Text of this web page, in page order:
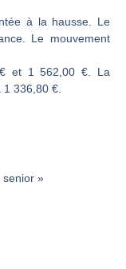
Pourquoi 6 guerres explosent en même temps cette semaine | par Louis-Antoine Michelet
Une inertie haussière qui ralentit | Antoine Quesada – Chrono CAC
à la hausse. Le
Le mouvement
et 1 562,00 €. La
336,80 €.
senior »